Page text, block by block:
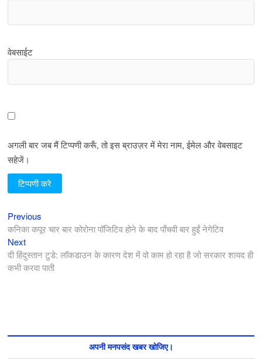
वेबसाईट
अगली बार जब मैं टिप्पणी करूँ, तो इस ब्राउज़र में मेरा नाम, ईमेल और वेबसाइट
सहेजें।
पोस्ट
नेविगेशन
Previous
post:
कनिका कपूर चार बार कोरोना पॉजिटिव होने के बाद पाँचवी बार हुईं नेगेटिव
NextNext
post:
दी हिंदुस्तान टुडे: लॉकडाउन के कारण देश में वो काम हो रहा है जो सरकार शायद ही
कभी करवा पाती
अपनी मनपसंद खबर खोजिए।